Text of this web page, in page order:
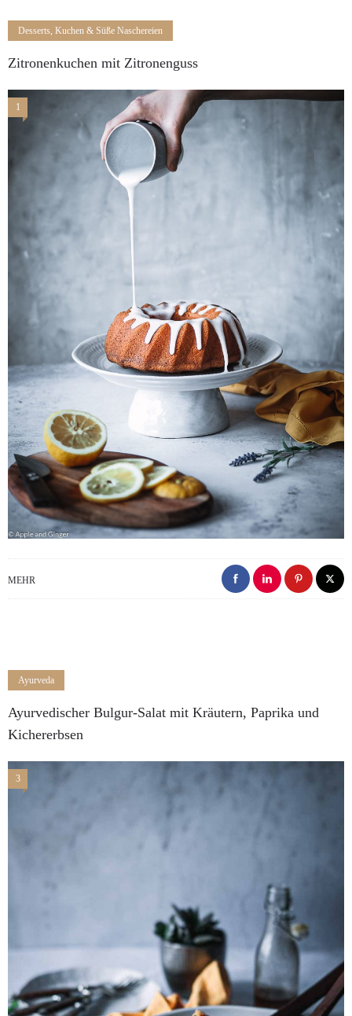
Desserts, Kuchen & Süße Naschereien
Zitronenkuchen mit Zitronenguss
1
MEHR
Ayurveda
Ayurvedischer Bulgur-Salat mit Kräutern, Paprika und
Kichererbsen
3